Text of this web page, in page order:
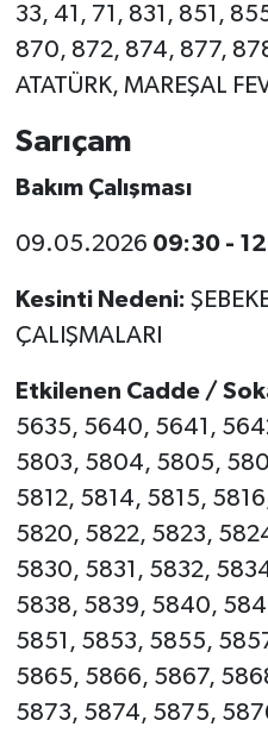
33, 41, 71, 831, 851,
870, 872, 874, 877,
ATATÜRK, MAREŞAL
Sarıçam
Bakım Çalışması
09.05.2026 09:30 -
Kesinti Nedeni:
ÇALIŞMALARI
Etkilenen Cadde /
5635, 5640, 5641,
5803, 5804, 5805,
5812, 5814, 5815,
5820, 5822, 5823,
5830, 5831, 5832,
5838, 5839, 5840,
5851, 5853, 5855,
5865, 5866, 5867,
5873, 5874, 5875,